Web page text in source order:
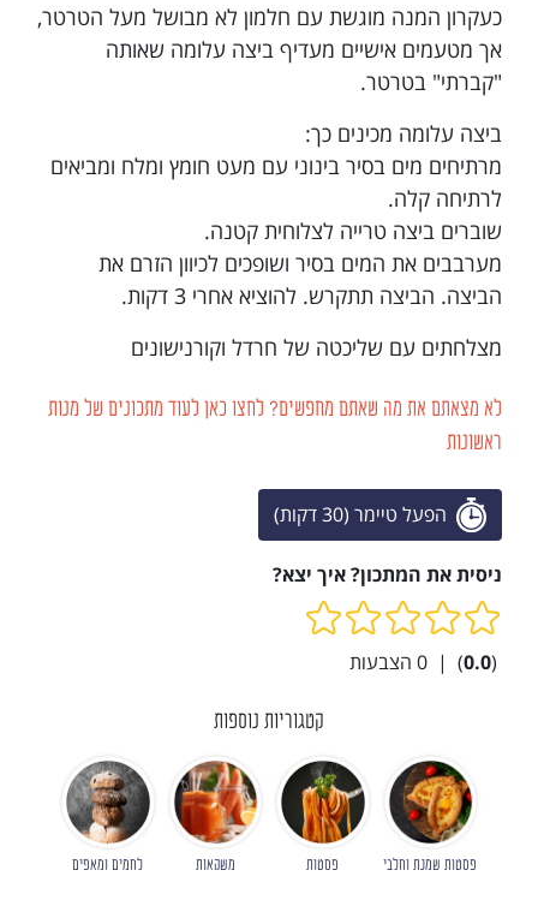
כעקרון המנה מוגשת עם חלמון לא מבושל מעל הטרטר,
אך מטעמים אישיים מעדיף ביצה עלומה שאותה
"קברתי" בטרטר.
ביצה עלומה מכינים כך:
מרתיחים מים בסיר בינוני עם מעט חומץ ומלח ומביאים
לרתיחה קלה.
שוברים ביצה טרייה לצלוחית קטנה.
מערבבים את המים בסיר ושופכים לכיוון הזרם את
הביצה. הביצה תתקרש. להוציא אחרי 3 דקות.
מצלחתים עם שליכטה של חרדל וקורנישונים
לא מצאתם את מה שאתם מחפשים? לחצו כאן לעוד מתכונים של מנות
ראשונות
הפעל טיימר (30 דקות)
ניסית את המתכון? איך יצא?
(
0.0
)
|
0 הצבעות
קטגוריות נוספות
פסטות שמנת וחלבי פסטות משקאות לחמים ומאפים